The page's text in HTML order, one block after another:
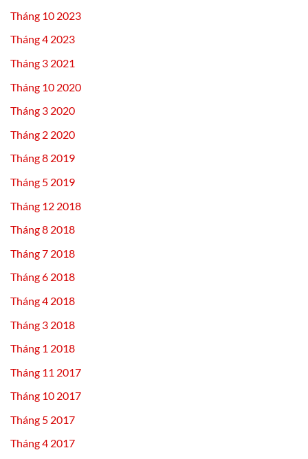
Tháng 10 2023
Tháng 4 2023
Tháng 3 2021
Tháng 10 2020
Tháng 3 2020
Tháng 2 2020
Tháng 8 2019
Tháng 5 2019
Tháng 12 2018
Tháng 8 2018
Tháng 7 2018
Tháng 6 2018
Tháng 4 2018
Tháng 3 2018
Tháng 1 2018
Tháng 11 2017
Tháng 10 2017
Tháng 5 2017
Tháng 4 2017